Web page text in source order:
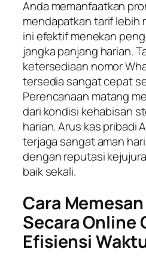
Anda memanfaatkan
mendapatkan tarif lebih
ini efektif menekan
jangka panjang harian.
ketersediaan nomor
tersedia sangat cepat
Perencanaan matang
dari kondisi kehabisan
harian. Arus kas pribadi
terjaga sangat aman
dengan reputasi
baik sekali.
Cara
Secara Online
Efisiensi